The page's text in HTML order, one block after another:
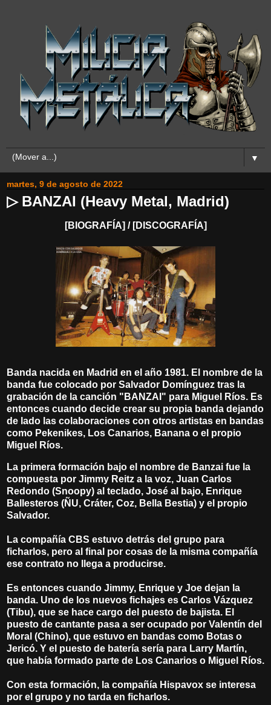
▼
martes, 9 de agosto de 2022
▷ BANZAI (Heavy Metal, Madrid)
[BIOGRAFÍA] / [DISCOGRAFÍA]
Banda nacida en Madrid en el año 1981. El nombre de la
banda fue colocado por Salvador Domínguez tras la
grabación de la canción "BANZAI" para Miguel Ríos. Es
entonces cuando decide crear su propia banda dejando
de lado las colaboraciones con otros artistas en bandas
como Pekenikes, Los Canarios, Banana o el propio
Miguel Ríos.
La primera formación bajo el nombre de Banzai fue la
compuesta por Jimmy Reitz a la voz, Juan Carlos
Redondo (Snoopy) al teclado, José al bajo, Enrique
Ballesteros (ÑU, Cráter, Coz, Bella Bestia) y el propio
Salvador.
La compañía CBS estuvo detrás del grupo para
ficharlos, pero al final por cosas de la misma compañía
ese contrato no llega a producirse.
Es entonces cuando Jimmy, Enrique y Joe dejan la
banda. Uno de los nuevos fichajes es Carlos Vázquez
(Tibu), que se hace cargo del puesto de bajista. El
puesto de cantante pasa a ser ocupado por Valentín del
Moral (Chino), que estuvo en bandas como Botas o
Jericó. Y el puesto de batería sería para Larry Martín,
que había formado parte de Los Canarios o Miguel Ríos.
Con esta formación, la compañía Hispavox se interesa
por el grupo y no tarda en ficharlos.